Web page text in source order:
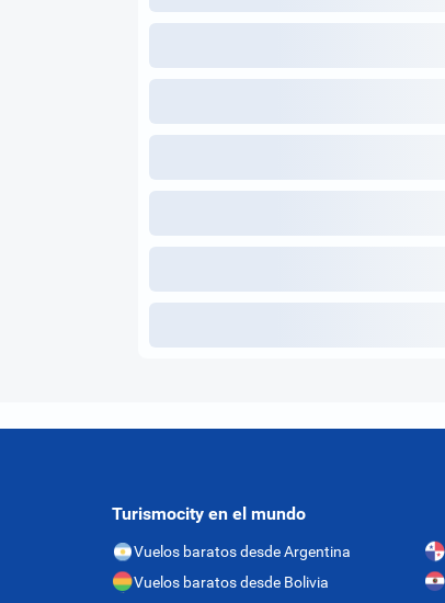
Turismocity en el mundo
Vuelos baratos desde Argentina
Vuelos baratos desde Bolivia